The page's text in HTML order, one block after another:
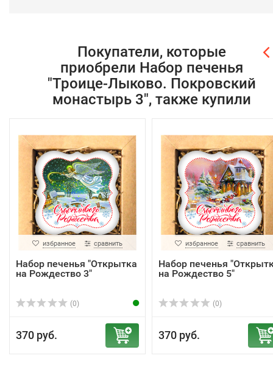
Покупатели, которые
приобрели Набор печенья
"Троице-Лыково. Покровский
монастырь 3", также купили
избранное сравнить
Набор печенья "Открытка
на Рождество 3"
(0)
370 руб.
избранное сравнить
Набор печенья
на Рождество 5"
(0)
370 руб.